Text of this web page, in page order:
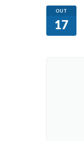
OUT
17